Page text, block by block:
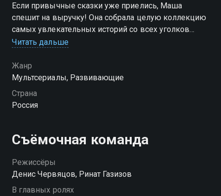
Если привычные сказки уже приелись, Маша
спешит на выручку! Она собрала целую коллекцию
самых увлекательных историй со всех уголков
мира и с радостью расскажет их малышам перед
поросёнка», и ещё много любимых сказок, которые
заиграют по-новому с озорством и фантазией.
Настоящее волшебное шоу на ночь! «Машины
сказки» — смотрите онлайн в хорошем качестве.
вы можете совершенно бесплатно в хорошем HD
качестве на Смотрёшке
Читать дальше
Жанр
Мультсериалы, Развивающие
Страна
Россия
Съёмочная команда
Режиссёры
Денис Червяцов, Ринат Газизов
В главных ролях